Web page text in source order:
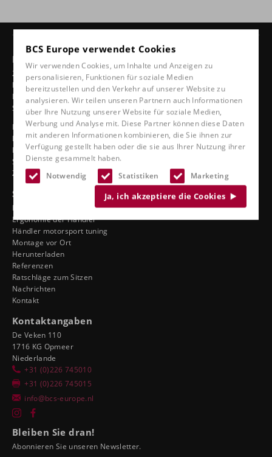
BCS Europe verwendet Cookies
Wir verwenden Cookies, um Inhalte und Anzeigen zu
personalisieren, Funktionen für soziale Medien
bereitzustellen und den Verkehr auf unserer Website zu
analysieren. Wir teilen unseren Partnern auch Informationen
über Ihre Nutzung unserer Website für soziale Medien,
Werbung und Analyse mit. Diese Partner können diese Daten
mit anderen Informationen kombinieren, die Sie ihnen zur
Verfügung gestellt haben oder die sie aus Ihrer Nutzung ihrer
Dienste gesammelt haben.
Notwendig
Statistiken Marketing
Ja, ich akzeptiere die Cookies
Produkte
24-Stunden-Stühle
Drehbare Stühle
Ergonomische Autositze
Sportsitze
Klassische Linie
Bootssitze
Lkw-Sitze
Sitze im Stadion
Zubehör
Siehe auch
Dienst
Ergonomie der Händler
Händler motorsport tuning
Montage vor Ort
Herunterladen
Referenzen
Ratschläge zum Sitzen
Nachrichten
Kontakt
Kontaktangaben
De Veken 110
1716 KG Opmeer
Niederlande
+31 (0)226 745010
+31 (0)226 745015
info@bcs-europe.nl
Bleiben Sie dran!
Abonnieren Sie unseren Newsletter.